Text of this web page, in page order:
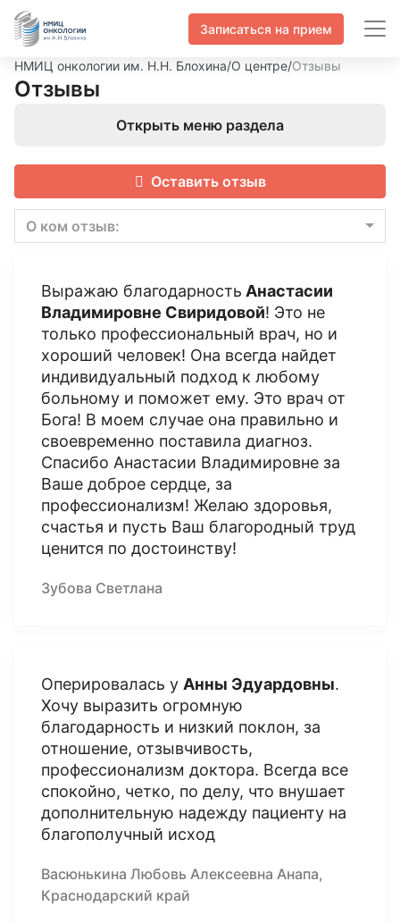
Записаться на прием
НМИЦ онкологии им. Н.Н. Блохина/О центре/Отзывы
Отзывы
Открыть меню раздела
Оставить отзыв
О ком отзыв:
Выражаю благодарность Анастасии
Владимировне Свиридовой! Это не
только профессиональный врач, но и
хороший человек! Она всегда найдет
индивидуальный подход к любому
больному и поможет ему. Это врач от
Бога! В моем случае она правильно и
своевременно поставила диагноз.
Спасибо Анастасии Владимировне за
Ваше доброе сердце, за
профессионализм! Желаю здоровья,
счастья и пусть Ваш благородный труд
ценится по достоинству!
Зубова Светлана
Оперировалась у Анны Эдуардовны.
Хочу выразить огромную
благодарность и низкий поклон, за
отношение, отзывчивость,
профессионализм доктора. Всегда все
спокойно, четко, по делу, что внушает
дополнительную надежду пациенту на
благополучный исход
Васюнькина Любовь Алексеевна Анапа,
Краснодарский край